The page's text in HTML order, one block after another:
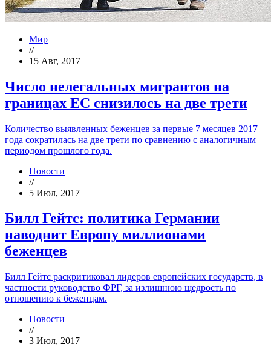
Мир
//
15 Авг, 2017
Число нелегальных мигрантов на
границах ЕС снизилось на две трети
Количество выявленных беженцев за первые 7 месяцев 2017
года сократилась на две трети по сравнению с аналогичным
периодом прошлого года.
Новости
//
5 Июл, 2017
Билл Гейтс: политика Германии
наводнит Европу миллионами
беженцев
Билл Гейтс раскритиковал лидеров европейских государств, в
частности руководство ФРГ, за излишнюю щедрость по
отношению к беженцам.
Новости
//
3 Июл, 2017